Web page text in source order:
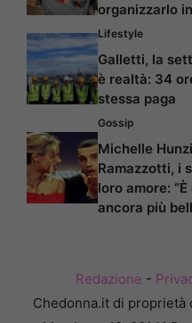
organizzarlo
Lifestyle
Galletti, la
è realtà: 34
stessa paga
Gossip
Michelle
Ramazzotti, i
loro amore:
ancora più
Redazione -
Chedonna.it di proprietà